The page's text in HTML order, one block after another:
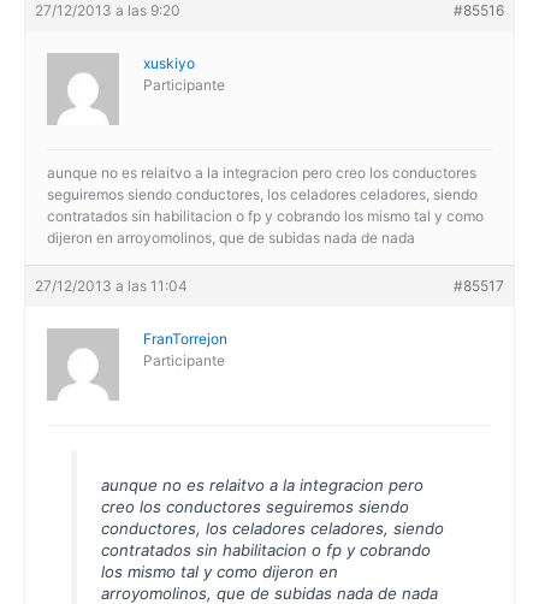
27/12/2013 a las 9:20 #85516
xuskiyo
Participante
aunque no es relaitvo a la integracion pero creo los conductores
seguiremos siendo conductores, los celadores celadores, siendo
contratados sin habilitacion o fp y cobrando los mismo tal y como
dijeron en arroyomolinos, que de subidas nada de nada
27/12/2013 a las 11:04 #85517
FranTorrejon
Participante
aunque no es relaitvo a la integracion pero
creo los conductores seguiremos siendo
conductores, los celadores celadores, siendo
contratados sin habilitacion o fp y cobrando
los mismo tal y como dijeron en
arroyomolinos, que de subidas nada de nada